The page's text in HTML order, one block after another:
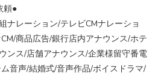
頼●
ナレーション/テレビCMナレーショ
商品広告/銀行店内アナウンス/ホテ
ンス/店舗アナウンス/企業様留守番電
音声/結婚式/音声作品/ボイスドラマ/